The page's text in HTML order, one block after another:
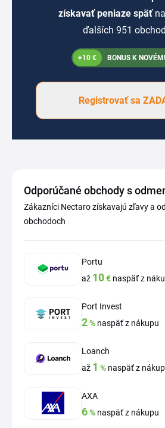
získavať peniaze späť
ďalších 951
+10 € BONUS K
Registrovať sa
Odporúčané obchody s
Zákazníci Nectaro získavajú zľavy a
obchodoch
Portu
až 10€ naspäť z
Port Invest
2% naspäť z nákupu
Loanch
až 1 % naspäť z
AXA
6% naspäť z nákupu